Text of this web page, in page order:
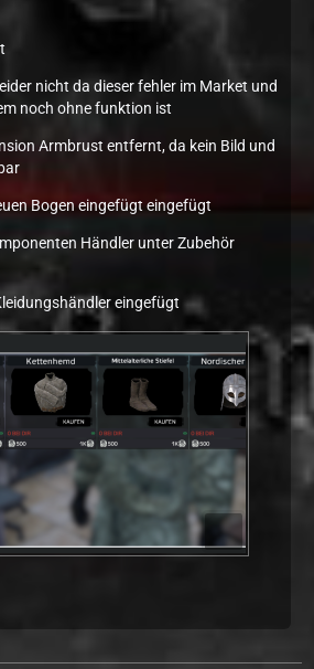
leider nicht da dieser fehler im Market und
noch ohne funktion ist
Armbrust entfernt, da kein Bild und
Bogen eingefügt eingefügt
Händler unter Zubehör
eingefügt